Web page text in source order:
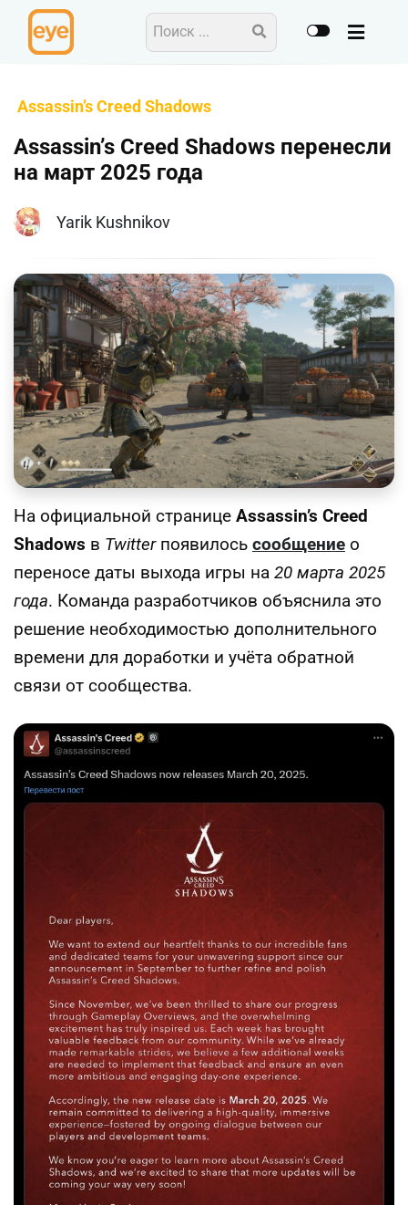
Assassin’s Creed Shadows
Assassin’s Creed Shadows перенесли
на март 2025 года
Yarik Kushnikov
На официальной странице Assassin’s Creed
Shadows в Twitterпоявилось сообщение о
переносе даты выхода игры на 20 марта 2025
года. Команда разработчиков объяснила это
решение необходимостью дополнительного
времени для доработки и учёта обратной
связи от сообщества.